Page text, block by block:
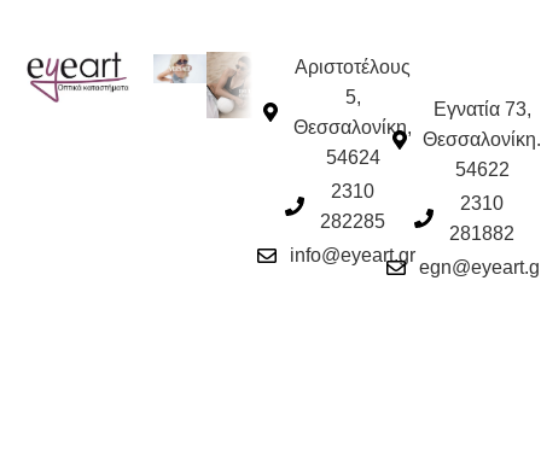
Αριστοτέλους
5,
Θεσσαλονίκη,
54624
2310
282285
info@eyeart.gr
Εγνατία 73,
Θεσσαλονίκη.
54622
2310
281882